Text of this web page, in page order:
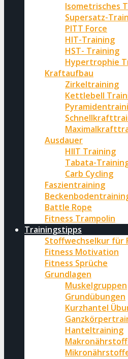
Isometrisches
Supersatz-
PITT Force
HIT-Training
HST- Training
Hypertrophie
Kraftaufbau
Zirkeltraining
Kettlebell
Ausdauer
HIIT Training
Tabata-
Carb Cycling
Faszientraining
Battle Rope
Fitness Trampolin
Trainingstipps
Stoffwechselkur für
Fitness Motivation
Fitness Sprüche
Grundlagen
Muskelgruppen
Grundübungen
Kurzhantel
Hanteltraining